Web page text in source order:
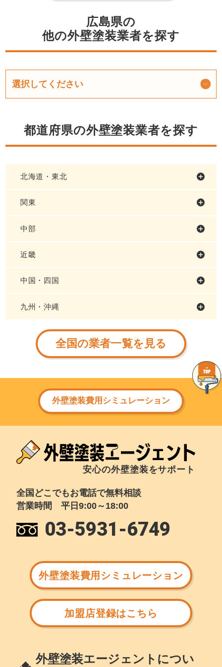
広島県の
他の外壁塗装業者を探す
都道府県の外壁塗装業者を探す
北海道・東北
関東
中部
近畿
中国・四国
九州・沖縄
全国の業者一覧を見る
外壁塗装費用シミュレーション
安心の外壁塗装をサポート
全国どこでもお電話で無料相談
営業時間 平日9:00～18:00
03-5931-6749
外壁塗装費用シミュレーション
加盟店登録はこちら
外壁塗装エージェントについ